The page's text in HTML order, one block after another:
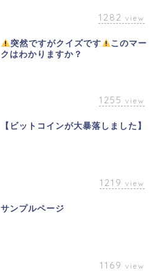
1282 view
突然ですがクイズです
このマー
クはわかりますか？
1255 view
【ビットコインが大暴落しました】
1219 view
サンプルページ
1169 view